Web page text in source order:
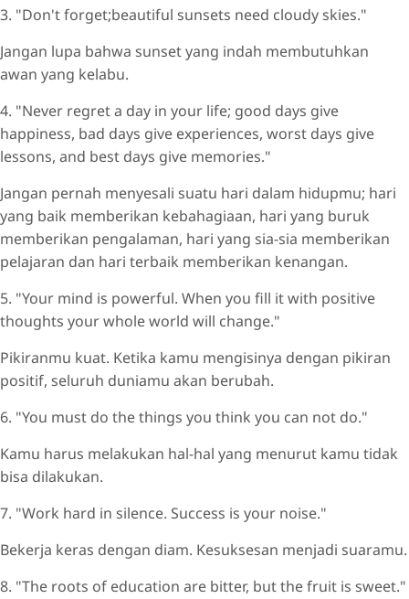
3. "Don't forget;beautiful sunsets need cloudy skies."
Jangan lupa bahwa sunset yang indah membutuhkan
awan yang kelabu.
4. "Never regret a day in your life; good days give
happiness, bad days give experiences, worst days give
lessons, and best days give memories."
Jangan pernah menyesali suatu hari dalam hidupmu; hari
yang baik memberikan kebahagiaan, hari yang buruk
memberikan pengalaman, hari yang sia-sia memberikan
pelajaran dan hari terbaik memberikan kenangan.
5. "Your mind is powerful. When you fill it with positive
thoughts your whole world will change."
Pikiranmu kuat. Ketika kamu mengisinya dengan pikiran
positif, seluruh duniamu akan berubah.
6. "You must do the things you think you can not do."
Kamu harus melakukan hal-hal yang menurut kamu tidak
bisa dilakukan.
7. "Work hard in silence. Success is your noise."
Bekerja keras dengan diam. Kesuksesan menjadi suaramu.
8. "The roots of education are bitter, but the fruit is sweet."